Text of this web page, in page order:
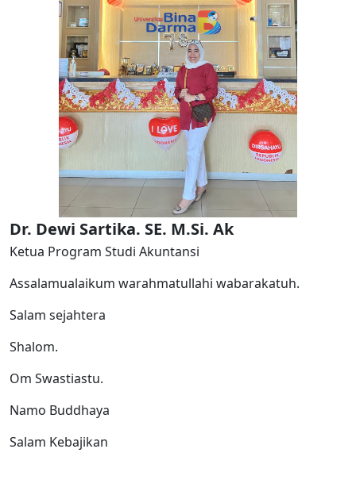
Dr. Dewi Sartika. SE. M.Si. Ak
Ketua Program Studi Akuntansi
Assalamualaikum warahmatullahi wabarakatuh.
Salam sejahtera
Shalom.
Om Swastiastu.
Namo Buddhaya
Salam Kebajikan